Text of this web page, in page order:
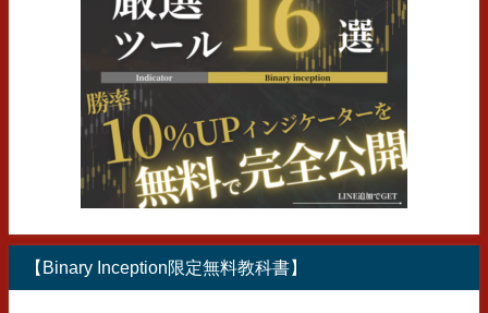
【Binary Inception限定無料教科書】